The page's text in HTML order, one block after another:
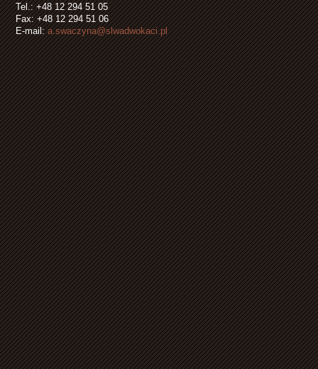
Tel.: +48 12 294 51 05
Fax: +48 12 294 51 06
E-mail:a.swaczyna@slwadwokaci.pl